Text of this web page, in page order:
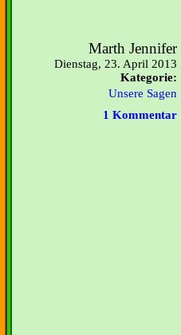
Marth Jennifer
Dienstag, 23. April 2013
Kategorie:
Unsere Sagen
1 Kommentar